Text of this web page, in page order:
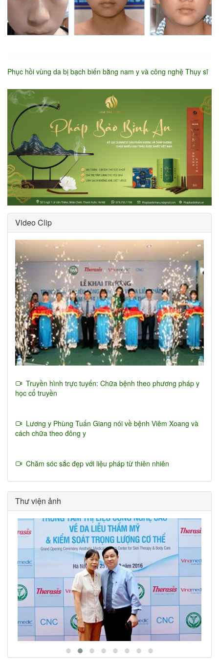
Phục hồi vùng da bị bạch biến bằng nam y và công nghệ Thụy sĩ
Video Clip
Truyền hình trực tuyến: Chữa bệnh theo phương pháp y
học cổ truyền
Lương y Phùng Tuấn Giang nói về bệnh Viêm Xoang và
cách chữa theo đông y
Chăm sóc sắc đẹp với liệu pháp từ thiên nhiên
Thư viện ảnh